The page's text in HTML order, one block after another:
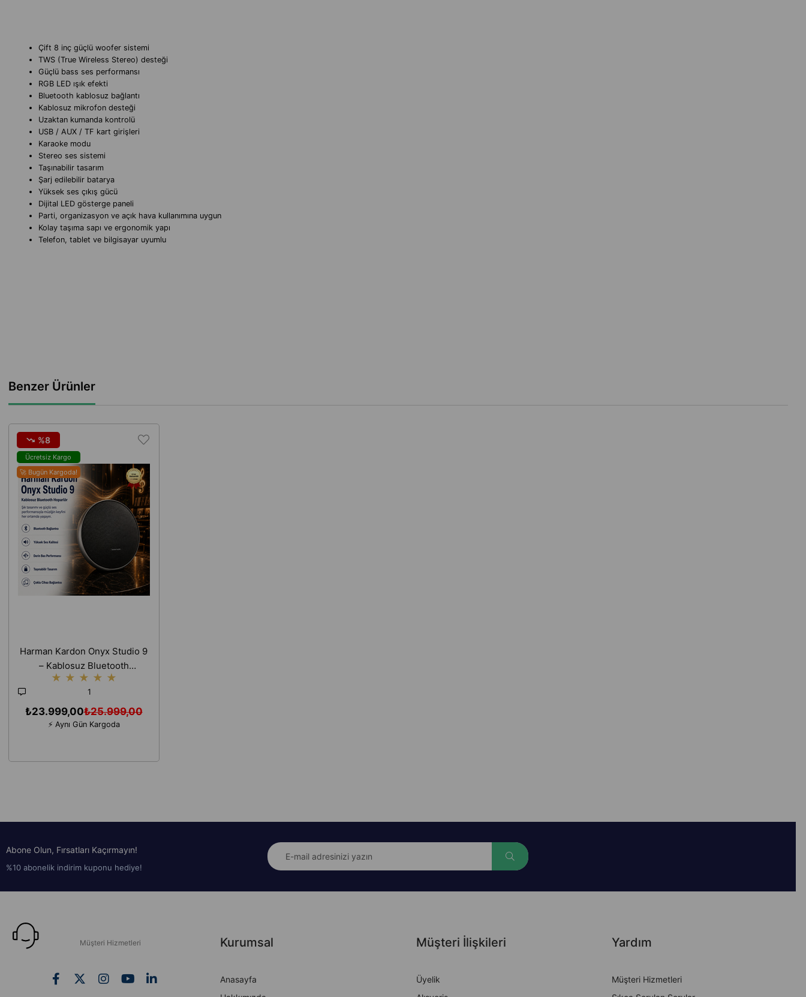
Çift 8 inç güçlü woofer sistemi
TWS (True Wireless Stereo) desteği
Güçlü bass ses performansı
RGB LED ışık efekti
Bluetooth kablosuz bağlantı
Kablosuz mikrofon desteği
Uzaktan kumanda kontrolü
USB / AUX / TF kart girişleri
Karaoke modu
Stereo ses sistemi
Taşınabilir tasarım
Şarj edilebilir batarya
Yüksek ses çıkış gücü
Dijital LED gösterge paneli
Parti, organizasyon ve açık hava kullanımına uygun
Kolay taşıma sapı ve ergonomik yapı
Telefon, tablet ve bilgisayar uyumlu
Benzer Ürünler
Harman Kardon Onyx Studio 9
– Kablosuz Bluetooth
Hoparlör,Yüksek Ses
Kalitesi,Derin Bas Performansı
★ ★ ★ ★ ★
1
₺23.999,00₺25.999,00
⚡ Aynı Gün Kargoda
%8
Ücretsiz Kargo
🚀 Bugün Kargoda!
Abone Olun, Fırsatları Kaçırmayın!
%10 abonelik indirim kuponu hediye!
Müşteri Hizmetleri Kurumsal
Anasayfa
Müşteri İlişkileri
Üyelik
Yardım
Müşteri Hizmetleri